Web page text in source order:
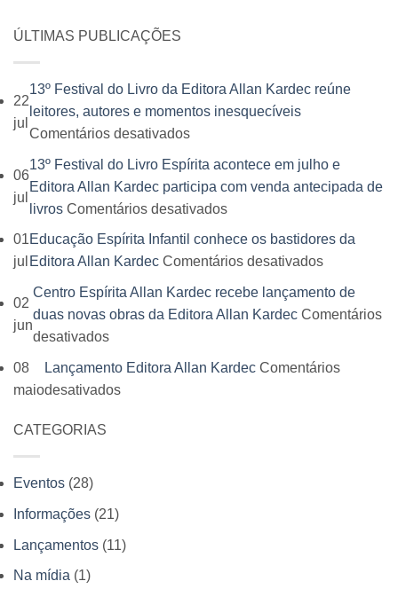
ÚLTIMAS PUBLICAÇÕES
22
jul
13º Festival do Livro da Editora Allan Kardec reúne
leitores, autores e momentos inesquecíveis
Comentários desativadosem
13º
do
da
Editora
Allan
Kardec
autores
06
jul
13º Festival do Livro Espírita acontece em julho e
Editora Allan Kardec participa com venda antecipada de
livros Comentários desativadosem
Festival
Livro
Espírita
em
01
jul
Educação Espírita Infantil conhece os bastidores da
Editora Allan Kardec Comentários desativadosem
Espírita
os
02
jun
Centro Espírita Allan Kardec recebe lançamento de
duas novas obras da Editora Allan Kardec Comentários
desativadosem
duas
obras
08
maio
Lançamento Editora Allan Kardec Comentários
desativadosem
CATEGORIAS
Eventos (28)
Informações (21)
Lançamentos (11)
Na mídia (1)